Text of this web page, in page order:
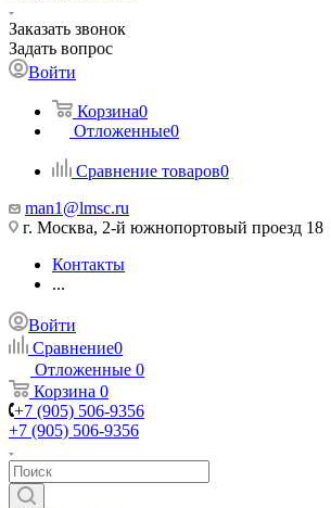
Заказать звонок
Задать вопрос
Войти
Корзина0
Отложенные0
Сравнение товаров0
man1@lmsc.ru
г. Москва, 2-й южнопортовый проезд 18
Контакты
...
Войти
Сравнение0
Отложенные 0
Корзина 0
+7 (905) 506-9356
+7 (905) 506-9356